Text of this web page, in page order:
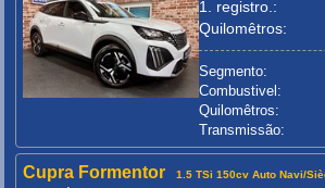
1. registro.:
Quilomêtros:
Segmento:
Combustivel:
Quilomêtros:
Transmissão:
Cupra Formentor 1.5 TSi 150cv Auto Navi/